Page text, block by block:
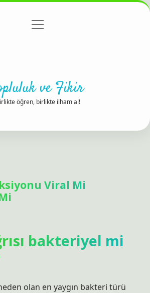
Gizlilik Politikası
menüyü
ve Fikir
öğren, birlikte ilham al!
Viral Mi
bakteriyel mi
olan en yaygın bakteri türü